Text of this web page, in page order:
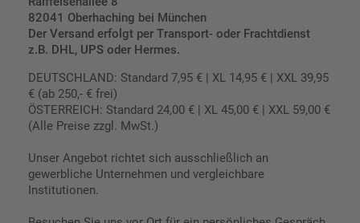
82041 Oberhaching bei München
Der Versand erfolgt per Transport- oder Frachtdienst
z.B. DHL, UPS oder Hermes.
DEUTSCHLAND: Standard 7,95 € | XL 14,95 € | XXL 39,95
€ (ab 250,- € frei)
ÖSTERREICH: Standard 24,00 € | XL 45,00 € | XXL 59,00 €
(Alle Preise zzgl. MwSt.)
Unser Angebot richtet sich ausschließlich an
gewerbliche Unternehmen und vergleichbare
Institutionen.